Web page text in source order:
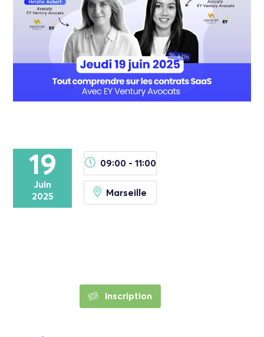
19
Juin
2025
09:00 - 11:00
Marseille
Inscription